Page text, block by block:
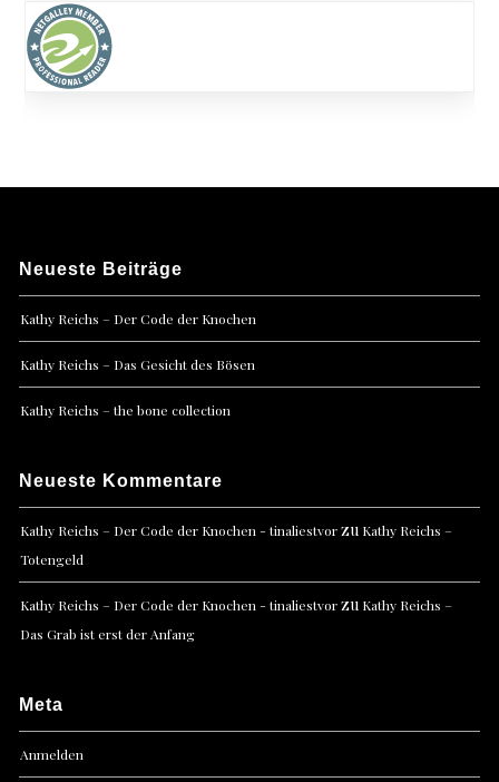
Neueste Beiträge
Kathy Reichs – Der Code der Knochen
Kathy Reichs – Das Gesicht des Bösen
Kathy Reichs – the bone collection
Neueste Kommentare
Kathy Reichs – Der Code der Knochen - tinaliestvorzu Kathy Reichs –
Totengeld
Kathy Reichs – Der Code der Knochen - tinaliestvorzu Kathy Reichs –
Das Grab ist erst der Anfang
Meta
Anmelden